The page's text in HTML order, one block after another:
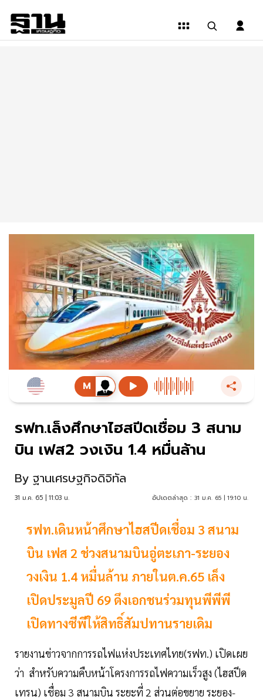
รฟท.เล็งศึกษาไฮสปีดเชื่อม 3 สนาม
บิน เฟส2 วงเงิน 1.4 หมื่นล้าน
By ฐานเศรษฐกิจดิจิทัล
31 ม.ค. 65 | 11:03 น. อัปเดตล่าสุด : 31 ม.ค. 65 | 19:10 น.
รฟท.เดินหน้าศึกษาไฮสปีดเชื่อม 3 สนาม
บิน เฟส 2 ช่วงสนามบินอู่ตะเภา-ระยอง
วงเงิน 1.4 หมื่นล้าน ภายในต.ค.65 เล็ง
เปิดประมูลปี 69 ดึงเอกชนร่วมทุนพีพีพี
เปิดทางซีพีให้สิทธิ์สัมปทานรายเดิม
รายงานข่าวจากการรถไฟแห่งประเทศไทย(รฟท.) เปิดเผย
ว่า สำหรับความคืบหน้าโครงการรถไฟความเร็วสูง (ไฮสปีด
เทรน) เชื่อม 3 สนามบิน ระยะที่ 2 ส่วนต่อขยาย ระยอง-